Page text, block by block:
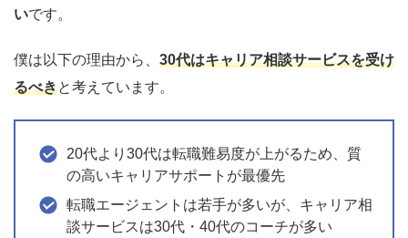
いです。
僕は以下の理由から、 30代はキャリア相談サービスを受け
るべきと考えています。
20代より30代は転職難易度が上がるため、質
の高いキャリアサポートが最優先
転職エージェントは若手が多いが、キャリア相
談サービスは30代・40代のコーチが多い